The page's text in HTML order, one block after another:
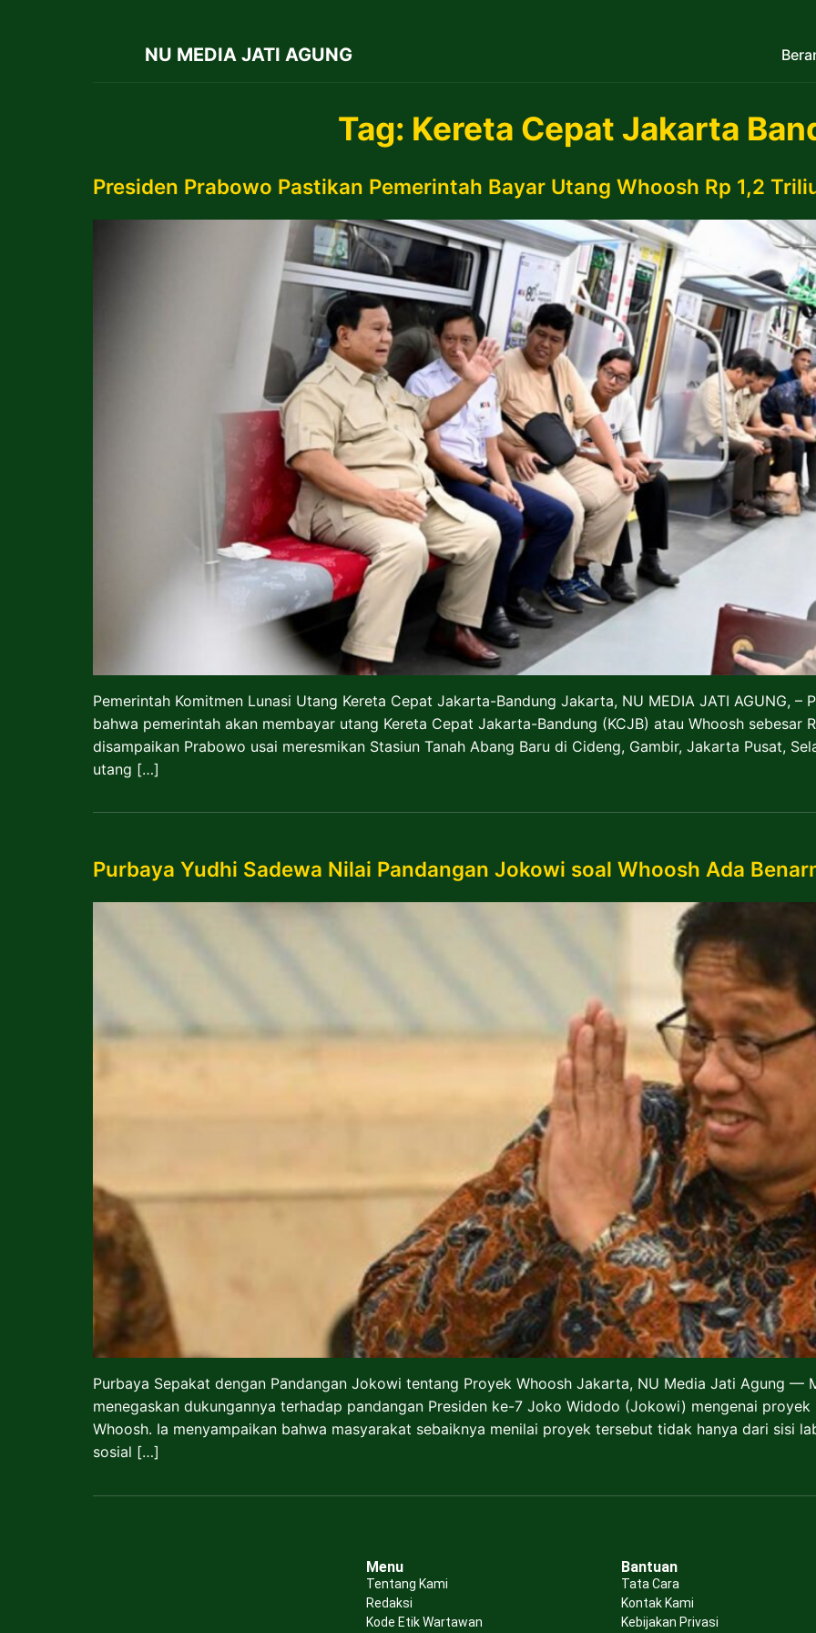
NU MEDIA JATI AGUNG
Tag: Kereta Cepat Jakarta
Presiden Prabowo Pastikan Pemerintah Bayar Utang Whoosh Rp 1,2
Pemerintah Komitmen Lunasi Utang Kereta Cepat Jakarta-Bandung Jakarta, NU MEDIA JATI AGUNG, –
bahwa pemerintah akan membayar utang Kereta Cepat Jakarta-Bandung (KCJB) atau Whoosh sebesar
disampaikan Prabowo usai meresmikan Stasiun Tanah Abang Baru di Cideng, Gambir, Jakarta Pusat,
utang […]
Purbaya Yudhi Sadewa Nilai Pandangan Jokowi soal Whoosh Ada
Purbaya Sepakat dengan Pandangan Jokowi tentang Proyek Whoosh Jakarta, NU Media Jati Agung —
menegaskan dukungannya terhadap pandangan Presiden ke-7 Joko Widodo (Jokowi) mengenai
Whoosh. Ia menyampaikan bahwa masyarakat sebaiknya menilai proyek tersebut tidak hanya dari sisi
sosial […]
Menu
Tentang Kami
Redaksi
Kode Etik Wartawan
Bantuan
Tata Cara
Kontak Kami
Kebijakan Privasi